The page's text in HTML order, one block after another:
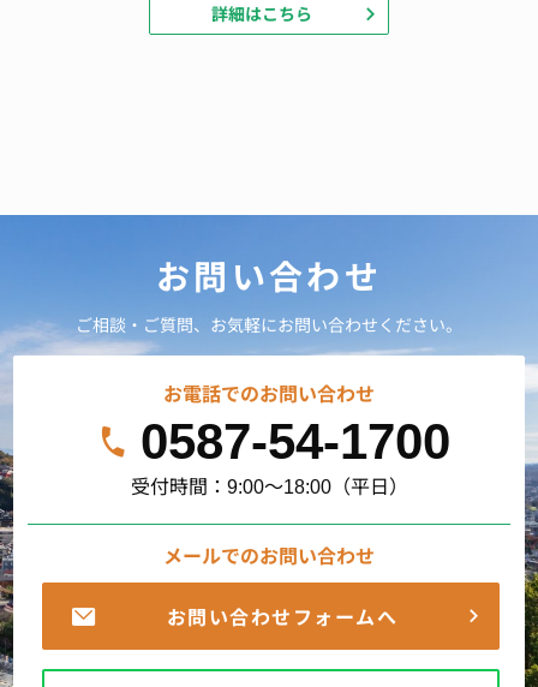
詳細はこちら
お問い合わせ
ご相談・ご質問、お気軽にお問い合わせください。
お電話でのお問い合わせ
0587-54-1700
受付時間：9:00～18:00（平日）
メールでのお問い合わせ
お問い合わせフォームへ